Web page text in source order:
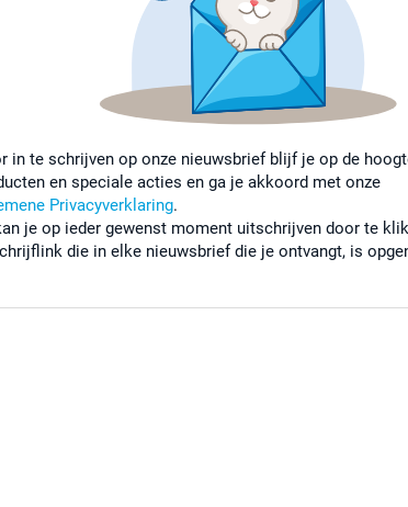
in te schrijven op onze nieuwsbrief blijf je op de
en speciale acties en ga je akkoord met onze
Privacyverklaring.
je op ieder gewenst moment uitschrijven door te
die in elke nieuwsbrief die je ontvangt, is